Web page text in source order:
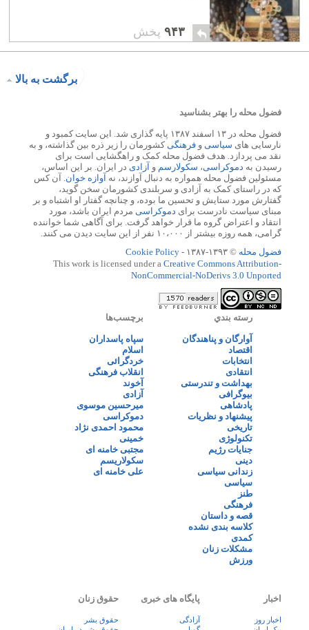
۹۴۳ پخش
برگشت به بالا
فضول محله را بهتر بشناسید
فضول محله در ۱۳ اسفند ۱۳۸۷ پایه گذاری شد. این سایت کمبود و
نارسایی های سیاسی و فرهنگیکشورمان را زیر ذره بین گذاشته، و به
نقد می پردازد. هدف فضول محله کمک و راهگشایی است برای
رسیدن به دموکراسی، سکولارسم و آزادی در ایران. بر این اساس،
مسئولین فضول محله همواره به دنبال آوازند، نه آوازه خوان. آن کس
که در راستای کمک به آزادی و سربلندی کشورمان سخن گوید،
گفتارش مورد ستایش و تحسین ما بوده، و چنانچه گفتار او اشتباه و بر
مبنای سیاست نادرست برای دموکراسی مردم ایران باشد، مورد
انتقاد و اعتراض گروه ما قرار خواهد گرفت. برای آگاهی شما خواننده
گرامی، همه روزه بیشتر از ۱۰،۰۰۰ نفر از این سایت دیدن می کنند.
فضول محله © ۱۳۹۳-۱۳۸۷ -
Cookie Policy
This work is licensed under a Creative Commons Attribution-
NonCommercial-NoDerivs 3.0 Unported
رسته بندي
آوارگان و پناهندگان
اقتصاد
انتخابات
انتقادی
بهداشت و تندرستی
بیوگرافی
پادشاهی
پیشنهاد و نظریات
تاریخی
تکنولوژی
جنایات رژیم
دینی
زندانی سیاسی
سیاسی
طنز
فرهنگی
قصه و داستان
کلاسه بندی نشده
کمدی
مشکلات زنان
ورزش
برچسب‌ها
سپاه پاسداران
اسلام
خردگرائی
انقلاب فرهنگی
آخوند
آزادی
میرحسین موسوی
دموکراسی
محمود احمدی نژاد
خمینی
مجتبی خامنه ای
سکولاریسم
علی خامنه ای
اخبار
اخبار روز
پایگاه های خبری
آزادگی
حقوق زنان
حقوق بشر